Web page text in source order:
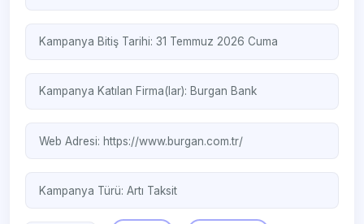
Kampanya Bitiş Tarihi: 31 Temmuz 2026 Cuma
Kampanya Katılan Firma(lar): Burgan Bank
Web Adresi:https://www.burgan.com.tr/
Kampanya Türü:Artı Taksit